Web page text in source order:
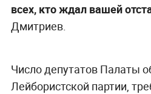
всех, кто ждал вашей
Дмитриев.
Число депутатов Палаты
Лейбористской партии,